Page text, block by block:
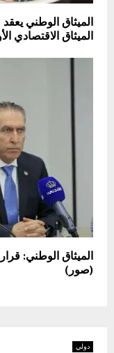
الميثاق الوطني
الميثاق الاقتصادي
الميثاق الوطني:
(صور)
دولي